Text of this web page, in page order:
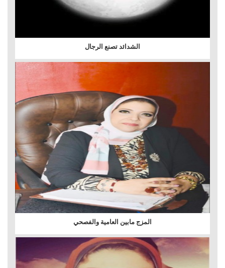
الشدائد تصنع الرجال
المزج مابين العامية والفصحي